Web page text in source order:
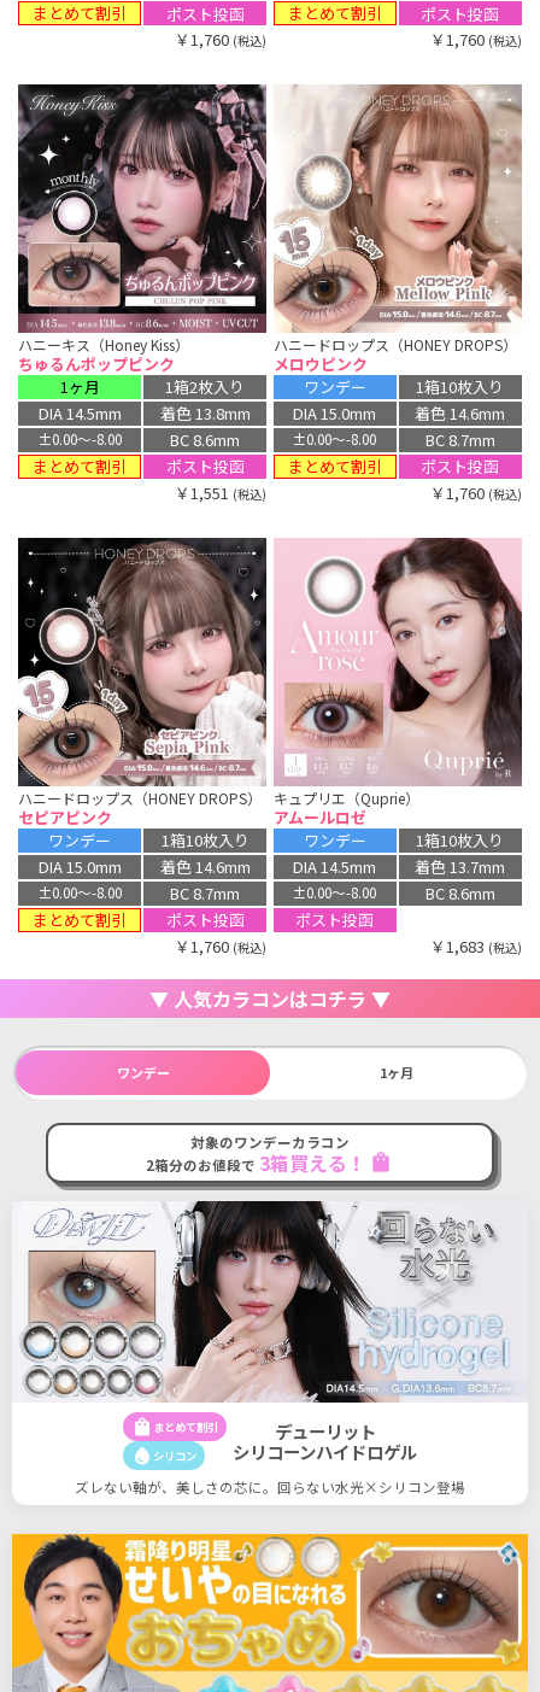
まとめて割引
ポスト投函
￥1,760 (税込)
まとめて割引
ポスト投函
￥1,760 (税込)
ハニーキス（Honey Kiss）
ちゅるんポップピンク
1ヶ月
1箱2枚入り
DIA 14.5mm
着色 13.8mm
±0.00〜-8.00
BC 8.6mm
まとめて割引
ポスト投函
￥1,551 (税込)
ハニードロップス（HONEY DROPS）
メロウピンク
ワンデー
1箱10枚入り
DIA 15.0mm
着色 14.6mm
±0.00〜-8.00
BC 8.7mm
まとめて割引
ポスト投函
￥1,760 (税込)
ハニードロップス（HONEY DROPS）
セピアピンク
ワンデー
1箱10枚入り
DIA 15.0mm
着色 14.6mm
±0.00〜-8.00
BC 8.7mm
まとめて割引
ポスト投函
￥1,760 (税込)
キュプリエ（Quprie）
アムールロゼ
ワンデー
1箱10枚入り
DIA 14.5mm
着色 13.7mm
±0.00〜-8.00
BC 8.6mm
ポスト投函
￥1,683 (税込)
▼ 人気カラコンはコチラ ▼
ワンデー 1ヶ月
対象のワンデーカラコン
2箱分のお値段で 3箱買える！ shopping_bag
shopping_bag まとめて割引
water_drop シリコン
デューリット
シリコーンハイドロゲル
ズレない軸が、美しさの芯に。回らない水光×シリコン登場